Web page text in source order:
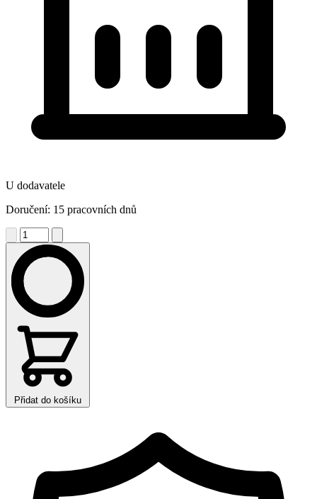
U dodavatele
Doručení: 15 pracovních dnů
Přidat do košíku